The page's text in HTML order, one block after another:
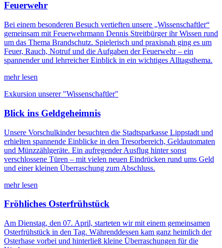
Feuerwehr
Bei einem besonderen Besuch vertieften unsere „Wissenschaftler“
gemeinsam mit Feuerwehrmann Dennis Streitbürger ihr Wissen rund
um das Thema Brandschutz. Spielerisch und praxisnah ging es um
Feuer, Rauch, Notruf und die Aufgaben der Feuerwehr – ein
spannender und lehrreicher Einblick in ein wichtiges Alltagsthema.
mehr lesen
Exkursion unserer "Wissenschaftler"
Blick ins Geldgeheimnis
Unsere Vorschulkinder besuchten die Stadtsparkasse Lippstadt und
erhielten spannende Einblicke in den Tresorbereich, Geldautomaten
und Münzzählgeräte. Ein aufregender Ausflug hinter sonst
verschlossene Türen – mit vielen neuen Eindrücken rund ums Geld
und einer kleinen Überraschung zum Abschluss.
mehr lesen
Fröhliches Osterfrühstück
Am Dienstag, den 07. April, starteten wir mit einem gemeinsamen
Osterfrühstück in den Tag. Währenddessen kam ganz heimlich der
Osterhase vorbei und hinterließ kleine Überraschungen für die